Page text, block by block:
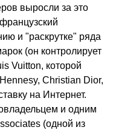
выросли за это
и "раскрутке" ряда
(он контролирует
Vuitton, которой
Christian Dior,
на Интернет.
и одним
(одной из